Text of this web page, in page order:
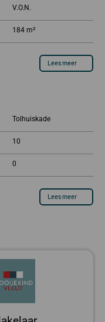
184 m²
Lees meer
Tolhuiskade
10
0
Lees meer